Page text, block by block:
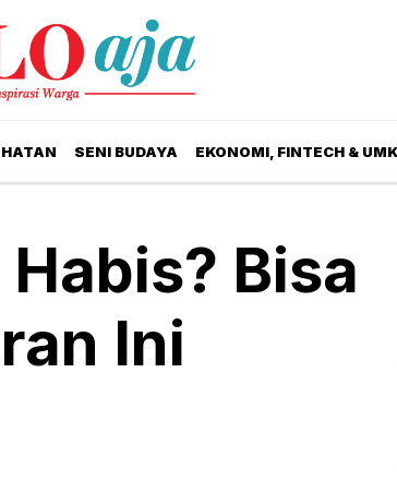
SENI BUDAYA EKONOMI, FINTECH &
Bisa
Ini